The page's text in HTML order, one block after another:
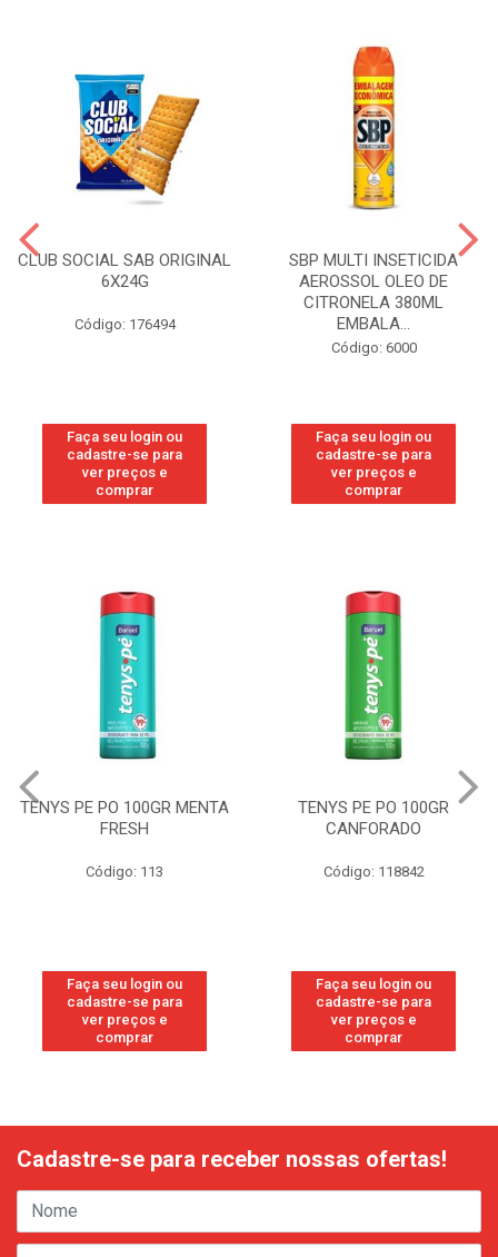
CLUB SOCIAL SAB ORIGINAL
6X24G
Código: 176494
Faça seu login ou
cadastre-se para
ver preços e
comprar
SBP MULTI INSETICIDA
AEROSSOL OLEO DE
CITRONELA 380ML
EMBALA...
Código: 6000
Faça seu login ou
cadastre-se para
ver preços e
comprar
TENYS PE PO 100GR
CANFORADO
Código: 118842
Faça seu login ou
cadastre-se para
ver preços e
comprar
TENYS PE PO 100GR
ORIGINAL
Código: 118877
Faça seu login ou
cadastre-se para
ver preços e
comprar
Cadastre-se para receber nossas ofertas!